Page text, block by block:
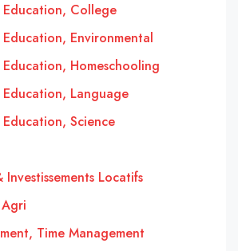
Education, College
Environmental
Homeschooling
Education, Language
Science
Locatifs
Time Management